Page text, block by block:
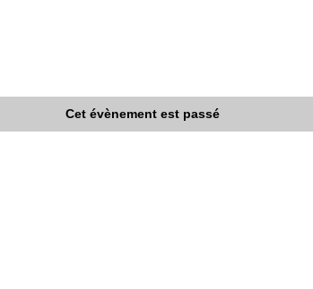
Cet évènement est passé